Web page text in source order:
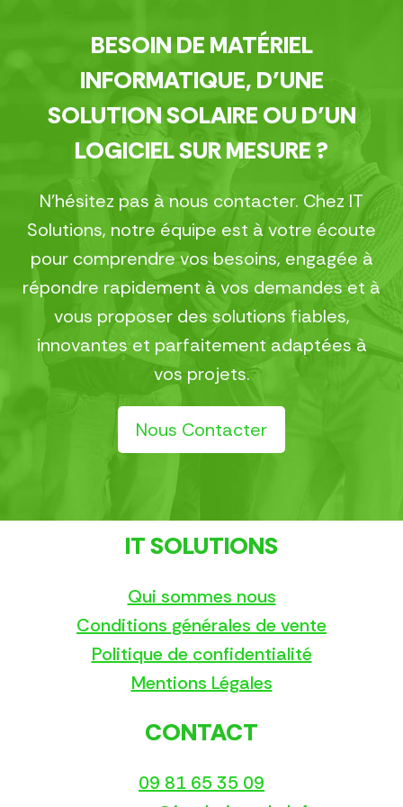
BESOIN DE MATÉRIEL
INFORMATIQUE, D’UNE
SOLUTION SOLAIRE OU D’UN
LOGICIEL SUR MESURE ?
N’hésitez pas à nous contacter. Chez IT
Solutions, notre équipe est à votre écoute
pour comprendre vos besoins, engagée à
répondre rapidement à vos demandes et à
vous proposer des solutions fiables,
innovantes et parfaitement adaptées à
vos projets.
Nous Contacter
IT SOLUTIONS
Qui sommes nous
Conditions générales de vente
Politique de confidentialité
Mentions Légales
CONTACT
09 81 65 35 09